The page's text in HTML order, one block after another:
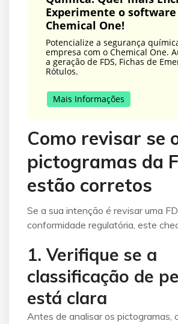
Experimente o software
Chemical One!
Potencialize a segurança
empresa com o Chemical One.
a geração de FDS, Fichas de
Rótulos.
Mais Informações
Como revisar se
pictogramas da
estão corretos
Se a sua intenção é revisar uma
conformidade regulatória, este
1. Verifique se a
classificação de
está clara
Antes de analisar os pictogramas,